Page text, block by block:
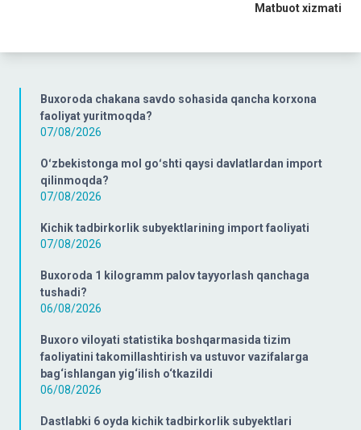
Buxoroda chakana savdo sohasida qancha korxona
faoliyat yuritmoqda?
07/08/2026
Oʻzbekistonga mol goʻshti qaysi davlatlardan import
qilinmoqda?
07/08/2026
Kichik tadbirkorlik subyektlarining import faoliyati
07/08/2026
Buxoroda 1 kilogramm palov tayyorlash qanchaga
tushadi?
06/08/2026
Buxoro viloyati statistika boshqarmasida tizim
faoliyatini takomillashtirish va ustuvor vazifalarga
bag‘ishlangan yig‘ilish o‘tkazildi
06/08/2026
Dastlabki 6 oyda kichik tadbirkorlik subyektlari
Matbuot xizmati